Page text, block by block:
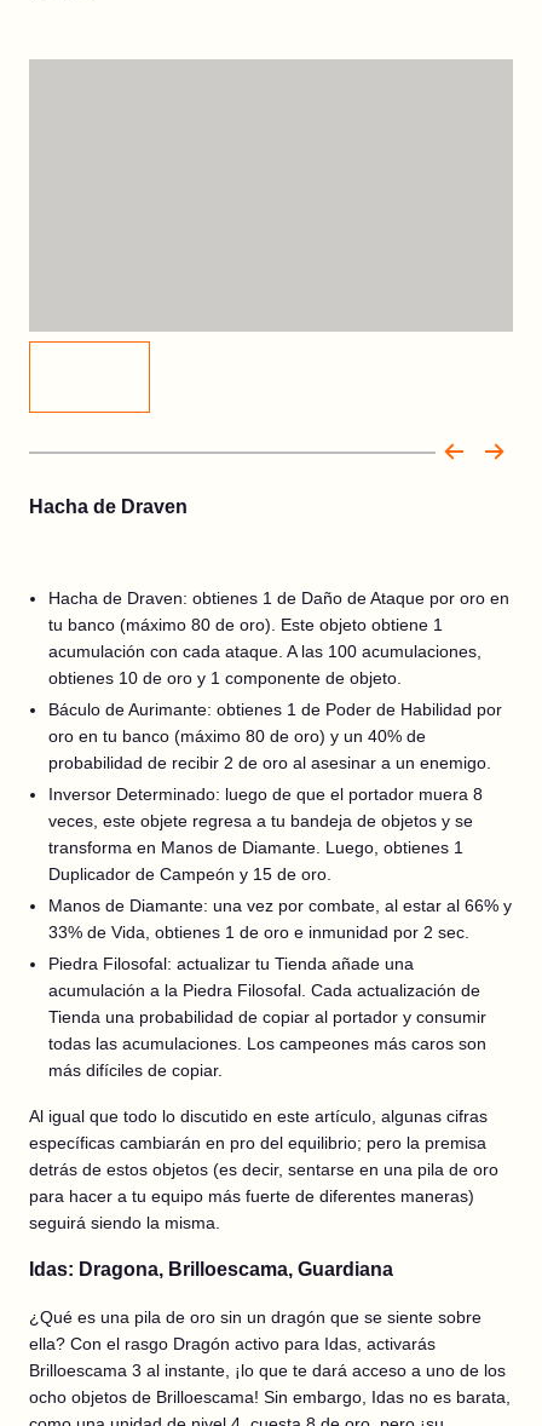
Hacha de Draven
Hacha de Draven: obtienes 1 de Daño de Ataque por oro en
tu banco (máximo 80 de oro). Este objeto obtiene 1
acumulación con cada ataque. A las 100 acumulaciones,
obtienes 10 de oro y 1 componente de objeto.
Báculo de Aurimante: obtienes 1 de Poder de Habilidad por
oro en tu banco (máximo 80 de oro) y un 40% de
probabilidad de recibir 2 de oro al asesinar a un enemigo.
Inversor Determinado: luego de que el portador muera 8
veces, este objete regresa a tu bandeja de objetos y se
transforma en Manos de Diamante. Luego, obtienes 1
Duplicador de Campeón y 15 de oro.
Manos de Diamante: una vez por combate, al estar al 66% y
33% de Vida, obtienes 1 de oro e inmunidad por 2 sec.
Piedra Filosofal: actualizar tu Tienda añade una
acumulación a la Piedra Filosofal. Cada actualización de
Tienda una probabilidad de copiar al portador y consumir
todas las acumulaciones. Los campeones más caros son
más difíciles de copiar.
Al igual que todo lo discutido en este artículo, algunas cifras
específicas cambiarán en pro del equilibrio; pero la premisa
detrás de estos objetos (es decir, sentarse en una pila de oro
para hacer a tu equipo más fuerte de diferentes maneras)
seguirá siendo la misma.
Idas: Dragona, Brilloescama, Guardiana
¿Qué es una pila de oro sin un dragón que se siente sobre
ella? Con el rasgo Dragón activo para Idas, activarás
Brilloescama 3 al instante, ¡lo que te dará acceso a uno de los
ocho objetos de Brilloescama! Sin embargo, Idas no es barata,